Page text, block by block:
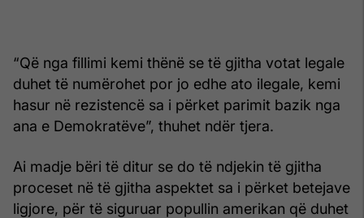
“Që nga fillimi kemi thënë se të gjitha votat legale
duhet të numërohet por jo edhe ato ilegale, kemi
hasur në rezistencë sa i përket parimit bazik nga
ana e Demokratëve”, thuhet ndër tjera.
Ai madje bëri të ditur se do të ndjekin të gjitha
proceset në të gjitha aspektet sa i përket betejave
ligjore, për të siguruar popullin amerikan që duhet